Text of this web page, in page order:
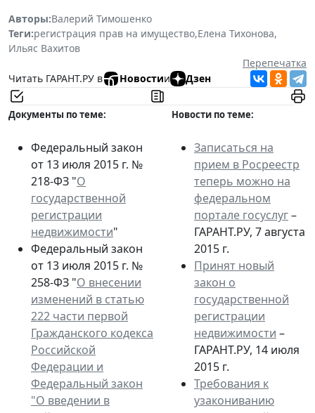
Авторы:Валерий Тимошенко
Теги:регистрация прав на имущество,Елена Тихонова,
Ильяс Вахитов
Перепечатка
Читать ГАРАНТ.РУ в
Новостии Дзен
Документы по теме: Новости по теме:
Федеральный закон
от 13 июля 2015 г. №
218-ФЗ "О
государственной
регистрации
недвижимости"
Федеральный закон
от 13 июля 2015 г. №
258-ФЗ "О внесении
изменений в статью
222 части первой
Гражданского кодекса
Российской
Федерации и
Федеральный закон
"О введении в
Записаться на
прием в Росреестр
теперь можно на
федеральном
портале госуслуг–
ГАРАНТ.РУ, 7 августа
2015 г.
Принят новый
закон о
государственной
регистрации
недвижимости –
ГАРАНТ.РУ, 14 июля
2015 г.
Требования к
узакониванию